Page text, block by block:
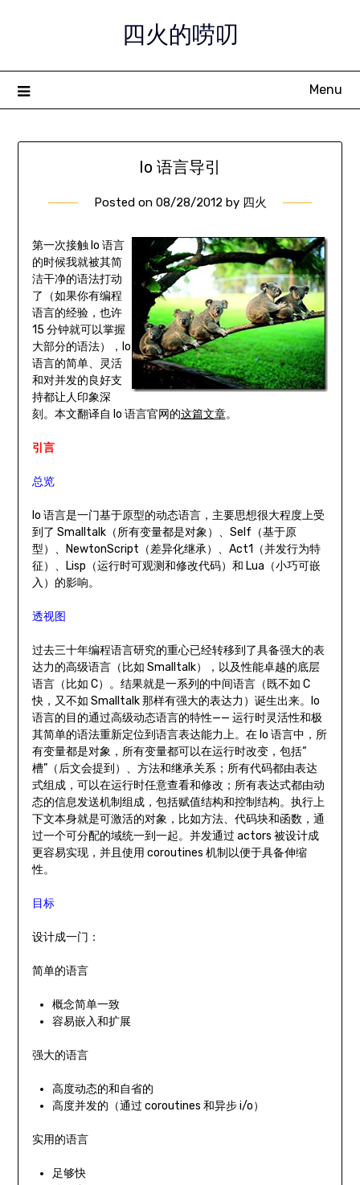
四火的唠叨
Menu
Io 语言导引
Posted on 08/28/2012 by 四火
第一次接触 Io 语言
的时候我就被其简
洁干净的语法打动
了（如果你有编程
语言的经验，也许
15 分钟就可以掌握
大部分的语法），Io
语言的简单、灵活
和对并发的良好支
持都让人印象深
刻。本文翻译自 Io 语言官网的这篇文章。
引言
总览
Io 语言是一门基于原型的动态语言，主要思想很大程度上受
到了 Smalltalk（所有变量都是对象）、Self（基于原
型）、NewtonScript（差异化继承）、Act1（并发行为特
征）、Lisp（运行时可观测和修改代码）和 Lua（小巧可嵌
入）的影响。
透视图
过去三十年编程语言研究的重心已经转移到了具备强大的表
达力的高级语言（比如 Smalltalk），以及性能卓越的底层
语言（比如 C）。结果就是一系列的中间语言（既不如 C
快，又不如 Smalltalk 那样有强大的表达力）诞生出来。Io
语言的目的通过高级动态语言的特性—— 运行时灵活性和极
其简单的语法重新定位到语言表达能力上。在 Io 语言中，所
有变量都是对象，所有变量都可以在运行时改变，包括“
槽”（后文会提到）、方法和继承关系；所有代码都由表达
式组成，可以在运行时任意查看和修改；所有表达式都由动
态的信息发送机制组成，包括赋值结构和控制结构。执行上
下文本身就是可激活的对象，比如方法、代码块和函数，通
过一个可分配的域统一到一起。并发通过 actors 被设计成
更容易实现，并且使用 coroutines 机制以便于具备伸缩
性。
目标
设计成一门：
简单的语言
概念简单一致
容易嵌入和扩展
强大的语言
高度动态的和自省的
高度并发的（通过 coroutines 和异步 i/o）
实用的语言
足够快